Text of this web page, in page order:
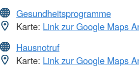
Gesundheitsprogramme
Karte: Link zur Google Maps
Hausnotruf
Karte: Link zur Google Maps